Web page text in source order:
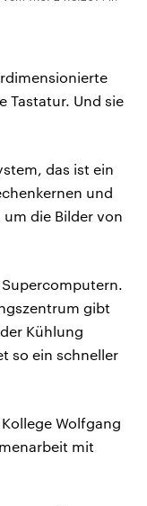
Tastatur. Und sie
das ist ein
und
die Bilder von
gibt
Kühlung
so ein schneller
Wolfgang
mit